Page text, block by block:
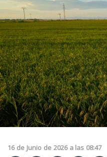
16 de Junio de 2026 a las 08:47